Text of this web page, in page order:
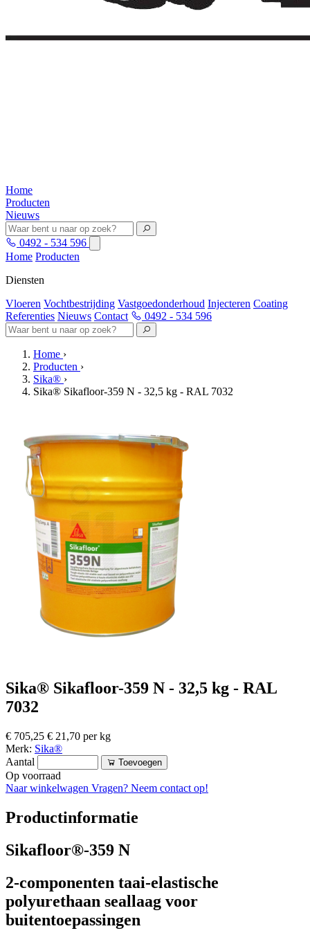
Home
Producten
Nieuws
0492 - 534 596
Home Producten
Diensten
Vloeren Vochtbestrijding Vastgoedonderhoud Injecteren Coating
Referenties Nieuws Contact 0492 - 534 596
Home ›
Producten ›
Sika® ›
Sika® Sikafloor-359 N - 32,5 kg - RAL 7032
Sika® Sikafloor-359 N - 32,5 kg - RAL
7032
€ 705,25 € 21,70 per kg
Merk: Sika®
Aantal
Toevoegen
Op voorraad
Naar winkelwagen Vragen? Neem contact op!
Productinformatie
Sikafloor®-359 N
2-componenten taai-elastische
polyurethaan seallaag voor
buitentoepassingen